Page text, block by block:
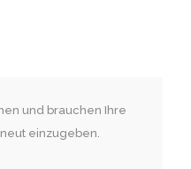
und brauchen Ihre
einzugeben.